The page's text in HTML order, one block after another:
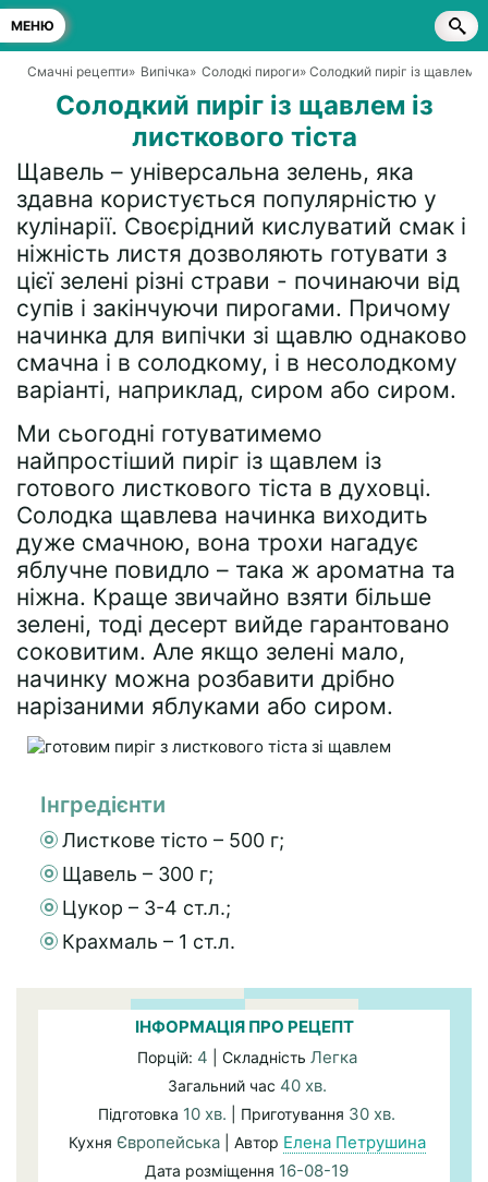
МЕНЮ
Смачні рецепти» Випічка» Солодкі пироги» Солодкий пиріг із щавлем
Солодкий пиріг із щавлем із
листкового тіста
Щавель – універсальна зелень, яка
здавна користується популярністю у
кулінарії. Своєрідний кислуватий смак і
ніжність листя дозволяють готувати з
цієї зелені різні страви - починаючи від
супів і закінчуючи пирогами. Причому
начинка для випічки зі щавлю однаково
смачна і в солодкому, і в несолодкому
варіанті, наприклад, сиром або сиром.
Ми сьогодні готуватимемо
найпростіший пиріг із щавлем із
готового листкового тіста в духовці.
Солодка щавлева начинка виходить
дуже смачною, вона трохи нагадує
яблучне повидло – така ж ароматна та
ніжна. Краще звичайно взяти більше
зелені, тоді десерт вийде гарантовано
соковитим. Але якщо зелені мало,
начинку можна розбавити дрібно
нарізаними яблуками або сиром.
Інгредієнти
Листкове тісто – 500 г;
Щавель – 300 г;
Цукор – 3-4 ст.л.;
Крахмаль – 1 ст.л.
ІНФОРМАЦІЯ ПРО РЕЦЕПТ
Порцій: 4 | Складність Легка
Загальний час 40 хв.
Підготовка 10 хв. | Приготування 30 хв.
Кухня Європейська| Автор Елена Петрушина
Дата розміщення 16-08-19